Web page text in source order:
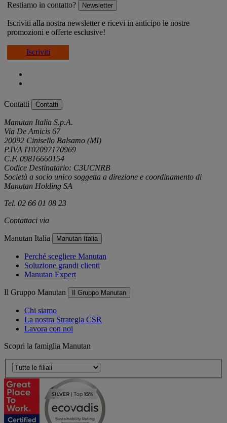
Restiamo in contatto? Newsletter
Iscriviti alla nostra newsletter e ricevi in anticipo le nostre
promozioni e offerte esclusive!
Iscriviti
Contatti Contatti
Manutan Italia S.p.A.
Via De Amicis 67
20092 Cinisello Balsamo (MI)
P.IVA IT02097170969
C.F. 09816660154
Codice Destinatario: C3UCNRB
Società a socio unico soggetta a direzione e coordinamento di
Manutan Holding SA
Tel. 02 66 01 08 23
Contattaci via
Manutan Italia Manutan Italia
Perché scegliere Manutan
Soluzione grandi clienti
Manutan Expert
Il Gruppo Manutan Il Gruppo Manutan
Chi siamo
La nostra Strategia CSR
Lavora con noi
Scopri la famiglia Manutan